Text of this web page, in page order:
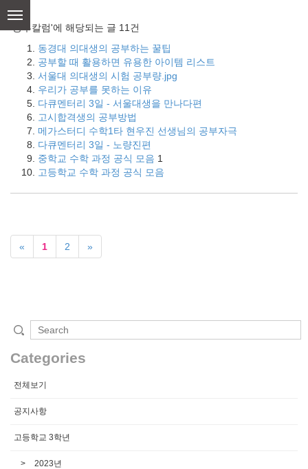
content
'공부칼럼'에 해당되는 글 11건
동경대 의대생의 공부하는 꿀팁
공부할 때 활용하면 유용한 아이템 리스트
서울대 의대생의 시험 공부량.jpg
우리가 공부를 못하는 이유
다큐멘터리 3일 - 서울대생을 만나다편
고시합격생의 공부방법
메가스터디 수학1타 현우진 선생님의 공부자극
다큐멘터리 3일 - 노량진편
중학교 수학 과정 공식 모음 1
고등학교 수학 과정 공식 모음
« 1 2 »
Categories
전체보기
공지사항
고등학교 3학년
2023년